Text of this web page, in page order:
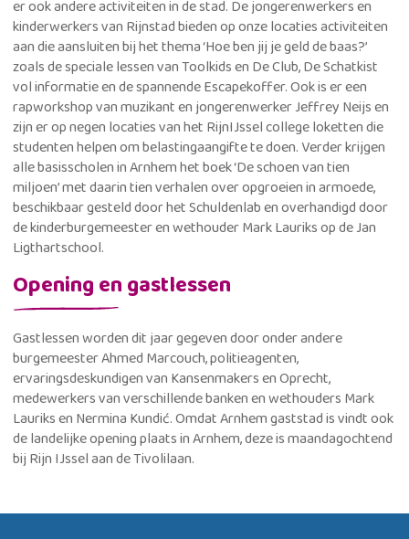
er ook andere activiteiten in de stad. De jongerenwerkers en
kinderwerkers van Rijnstad bieden op onze locaties activiteiten
aan die aansluiten bij het thema ‘Hoe ben jij je geld de baas?’
zoals de speciale lessen van Toolkids en De Club, De Schatkist
vol informatie en de spannende Escapekoffer. Ook is er een
rapworkshop van muzikant en jongerenwerker Jeffrey Neijs en
zijn er op negen locaties van het RijnIJssel college loketten die
studenten helpen om belastingaangifte te doen. Verder krijgen
alle basisscholen in Arnhem het boek ‘De schoen van tien
miljoen’ met daarin tien verhalen over opgroeien in armoede,
beschikbaar gesteld door het Schuldenlab en overhandigd door
de kinderburgemeester en wethouder Mark Lauriks op de Jan
Ligthartschool.
Opening en gastlessen
Gastlessen worden dit jaar gegeven door onder andere
burgemeester Ahmed Marcouch, politieagenten,
ervaringsdeskundigen van Kansenmakers en Oprecht,
medewerkers van verschillende banken en wethouders Mark
Lauriks en Nermina Kundić. Omdat Arnhem gaststad is vindt ook
de landelijke opening plaats in Arnhem, deze is maandagochtend
bij Rijn IJssel aan de Tivolilaan.